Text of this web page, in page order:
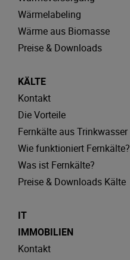
Wärmelabeling
Wärme aus Biomasse
Preise & Downloads
KÄLTE
Kontakt
Die Vorteile
Fernkälte aus Trinkwasser
Wie funktioniert Fernkälte?
Was ist Fernkälte?
Preise & Downloads Kälte
IT
IMMOBILIEN
Kontakt